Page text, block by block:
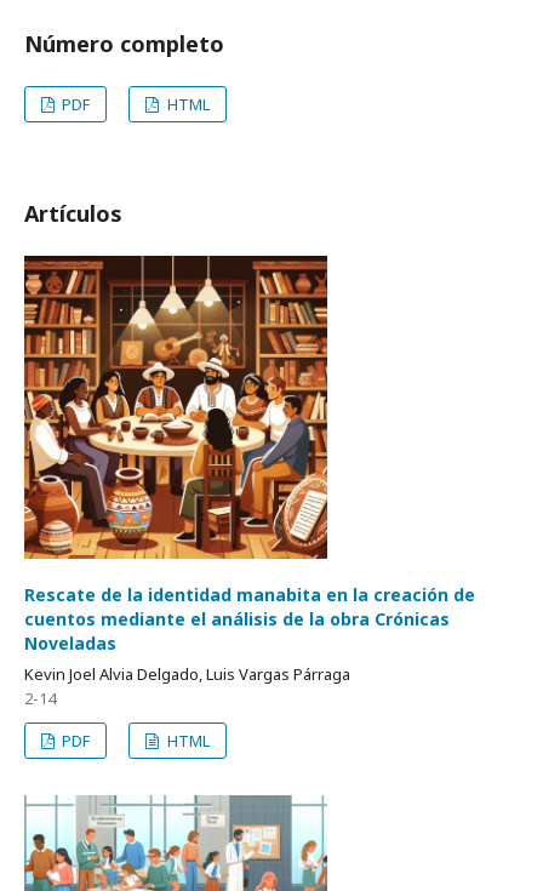
Número completo
PDF HTML
Artículos
Rescate de la identidad manabita en la creación de
cuentos mediante el análisis de la obra Crónicas
Noveladas
Kevin Joel Alvia Delgado, Luis Vargas Párraga
2-14
PDF
HTML